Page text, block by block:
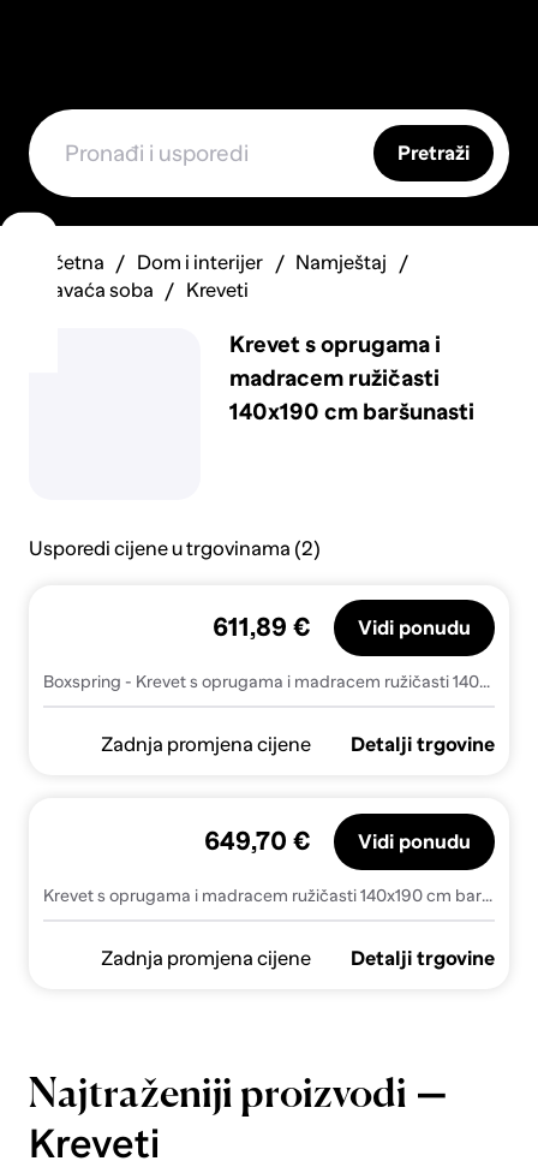
Pretraži
Početna Dom i interijer
Namještaj
Spavaća soba
Kreveti
Krevet s oprugama i
madracem ružičasti
140x190 cm baršunasti
Usporedi cijene u trgovinama (2)
Boxspring - Krevet s oprugama i madracem ružičasti 140x190 cm baršunasti - Ružičasta 140 x 190 cm vodoravne pruge
611,89 € Vidi ponudu
Zadnja promjena cijene Detalji trgovine
Krevet s oprugama i madracem ružičasti 140x190 cm baršunasti
649,70 € Vidi ponudu
Zadnja promjena cijene Detalji trgovine
Najtraženiji proizvodi —
Kreveti